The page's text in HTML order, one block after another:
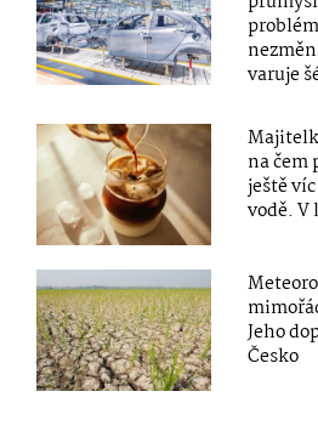
varuje
na čem
ještě
vodě. V
Jeho
Česko